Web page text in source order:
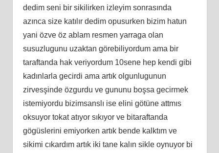
dedim seni bir sikilirken izleyim sonrasında
azınca size katılır dedim opusurken bizim hatun
yani özve öz ablam resmen yarraga olan
susuzlugunu uzaktan görebiliyordum ama bir
taraftanda hak veriyordum 10sene hep kendi gibi
kadınlarla gecirdi ama artık olgunlugunun
zirvesşinde özgurdu ve gununu boşsa gecirmek
istemiyordu bizimsanslı ise elini götüne attmıs
oksuyor tokat atıyor sıkıyor ve bitaraftanda
gögüslerini emiyorken artık bende kalktım ve
sikimi cıkardım artık iki tane kalın sikle oynuyor bi